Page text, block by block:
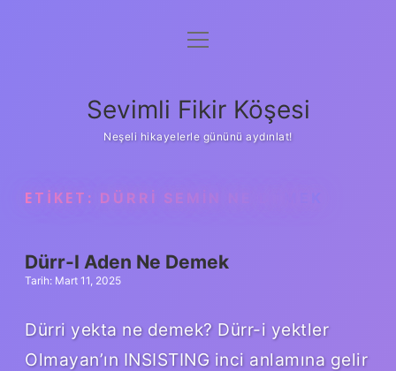
Anasayfa
Yasal Uyarı
menüyü
Sevimli Fikir Köşesi
Neşeli hikayelerle gününü aydınlat!
ETIKET: DÜRRI SEMIN NE DEMEK
Dürr-I Aden Ne Demek
Tarih: Mart 11, 2025
Dürri yekta ne demek? Dürr-i yektler
Olmayan’ın INSISTING inci anlamına gelir